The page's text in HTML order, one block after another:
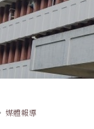
媒體報導